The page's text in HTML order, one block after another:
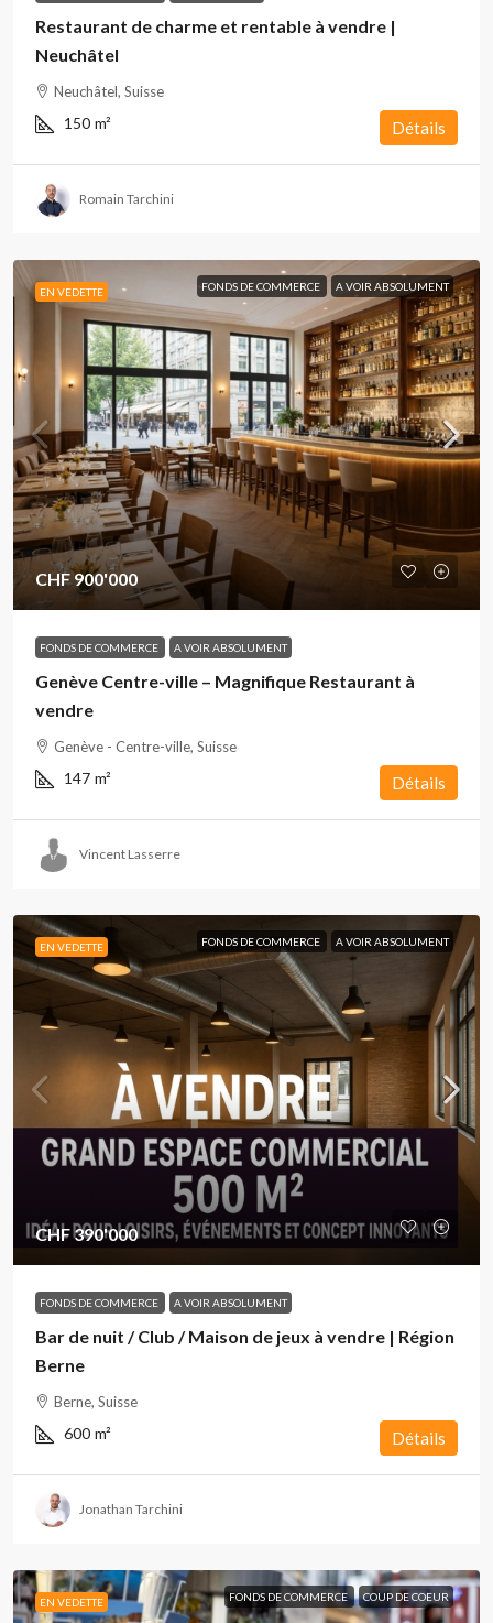
Restaurant de charme et rentable à vendre |
Neuchâtel
Neuchâtel, Suisse
150 m² Détails
Romain Tarchini
EN VEDETTE FONDS DE COMMERCE A VOIR ABSOLUMENT
CHF 900'000
FONDS DE COMMERCE A VOIR ABSOLUMENT
Genève Centre-ville – Magnifique Restaurant à
vendre
Genève - Centre-ville, Suisse
147 m² Détails
Vincent Lasserre
EN VEDETTE FONDS DE COMMERCE A VOIR ABSOLUMENT
CHF 390'000
FONDS DE COMMERCE A VOIR ABSOLUMENT
Bar de nuit / Club / Maison de jeux à vendre | Région
Berne
Berne, Suisse
600 m² Détails
Jonathan Tarchini
EN VEDETTE FONDS DE COMMERCE COUP DE COEUR